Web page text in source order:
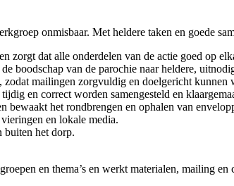
onmisbaar. Met heldere taken en goede
zorgt dat alle onderdelen van de actie goed op
boodschap van de parochie naar heldere,
mailingen zorgvuldig en doelgericht kunnen
en correct worden samengesteld en
het rondbrengen en ophalen van
en lokale media.
buiten het dorp.
en thema’s en werkt materialen, mailing